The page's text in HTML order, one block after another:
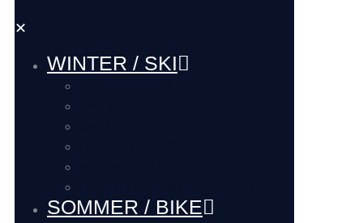
✕
WINTER / SKI
SOMMER / BIKE